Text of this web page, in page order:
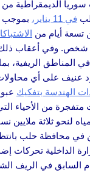
سوريا الديمقراطية
في 11 يناير،
بموجب
تسعة أيام من
شخص. وفي أعقاب
في المناطق الريفية،
عنيف على أي
الهندسة بتفكيك
من الأحياء
لنحو ثلاثة ملايين
محافظة حلب بانتظار
الداخلية تحركات
السابق في الريف